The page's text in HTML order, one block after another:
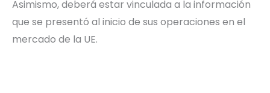
Asimismo, deberá estar vinculada a la información
que se presentó al inicio de sus operaciones en el
mercado de la UE.